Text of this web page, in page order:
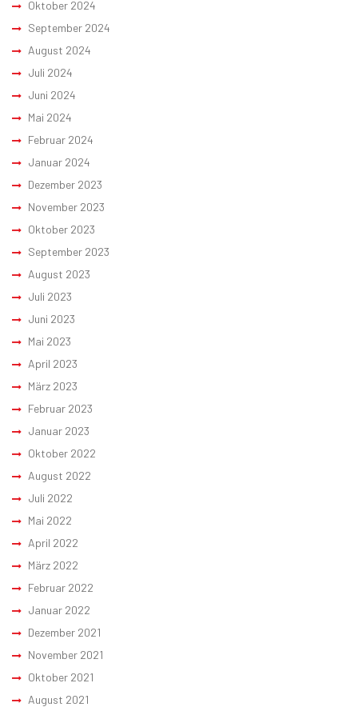
Oktober 2024
September 2024
August 2024
Juli 2024
Juni 2024
Mai 2024
Februar 2024
Januar 2024
Dezember 2023
November 2023
Oktober 2023
September 2023
August 2023
Juli 2023
Juni 2023
Mai 2023
April 2023
März 2023
Februar 2023
Januar 2023
Oktober 2022
August 2022
Juli 2022
Mai 2022
April 2022
März 2022
Februar 2022
Januar 2022
Dezember 2021
November 2021
Oktober 2021
August 2021